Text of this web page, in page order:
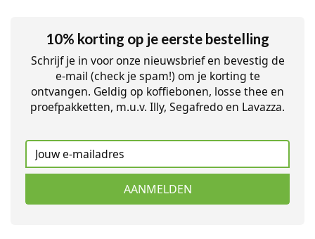
10% korting op je eerste bestelling
Schrijf je in voor onze nieuwsbrief en bevestig de
e-mail (check je spam!) om je korting te
ontvangen. Geldig op koffiebonen, losse thee en
proefpakketten, m.u.v. Illy, Segafredo en Lavazza.
AANMELDEN